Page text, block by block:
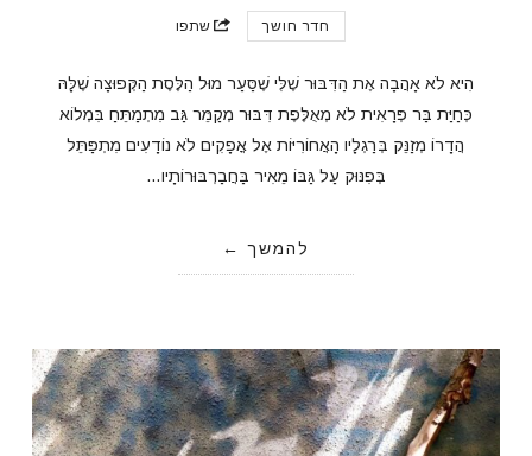
חדר חושך שתפו
הִיא לֹא אָהֲבָה אֶת הַדִּבּוּר שֶׁלִּי שֶׁסַּעַר מוּל הַלֶּסֶת הַקְּפוּצָה שֶׁלָּהּ
כְּחַיַּת בַּר פְּרָאִית לֹא מְאֻלֶּפֶת דִּבּוּר מְקַמֵּר גַּב מִתְמַתֵּחַ בִּמְלוֹא
הֲדָרוֹ מְזַנֵּק בְּרַגְלָיו הָאֲחוֹרִיּוֹת אֶל אֳפָקִים לֹא נוֹדָעִים מִתְפַּתֵּל
בְּפִנּוּק עַל גַּבּוֹ מֵאִיר בַּחֲבַרְבּוּרוֹתָיו…
להמשך